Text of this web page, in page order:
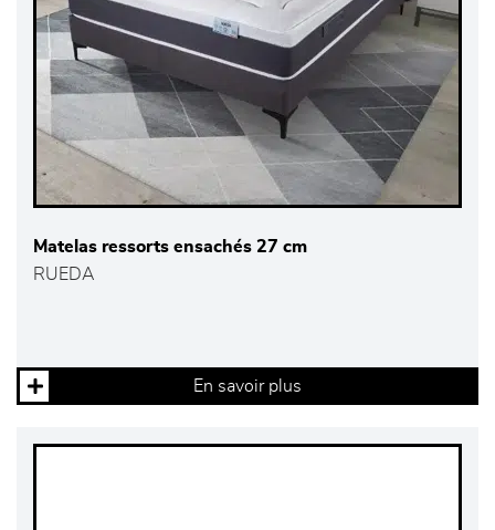
Matelas ressorts ensachés 27 cm
RUEDA
En savoir plus